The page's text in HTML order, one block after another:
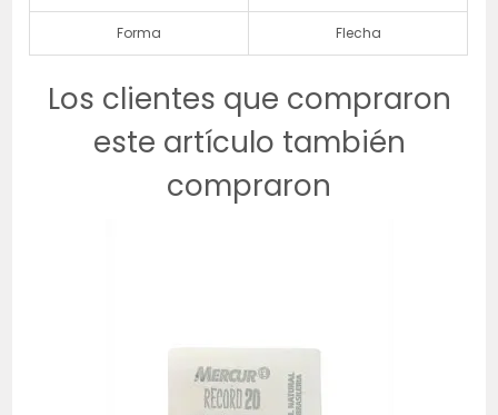
Forma Flecha
Los clientes que compraron
este artículo también
compraron